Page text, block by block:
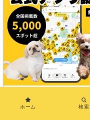
おで
おでかけわんこ部
かけ施設情報
SNSでも情報を発
ホーム 検索